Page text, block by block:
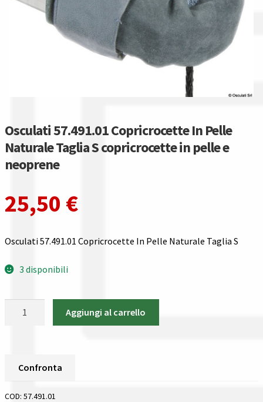
Diritto di recesso
Garanzia del produttore
Pagamenti
Privacy policy
Confronta
Spedizioni in europa
Osculati 57.491.01 Copricrocette In Pelle
Naturale Taglia S copricrocette in pelle e
neoprene
25,50 €
Osculati 57.491.01 Copricrocette In Pelle Naturale Taglia S
3 disponibili
Pelle
Taglia
Aggiungi al carrello
Confronta
COD: 57.491.01